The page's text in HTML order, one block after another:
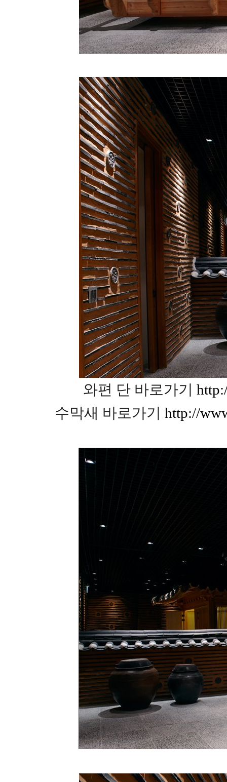
와편 단 바로가기
수막새 바로가기 http://